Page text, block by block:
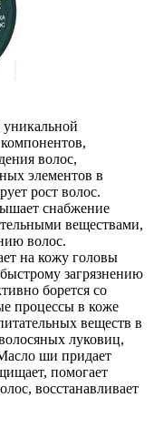
уникальной
волос,
элементов в
рост волос.
снабжение
веществами,
волос.
на кожу головы
загрязнению
борется со
процессы в коже
веществ в
луковиц,
ши придает
помогает
восстанавливает